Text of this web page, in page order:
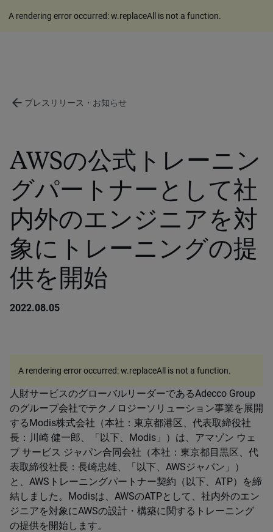
A rendering error occurred:w.replaceAll is not a function.
arrow_back プレスリリース・お知らせ
AWSの公式トレーニン
グパートナーとして社
内外のエンジニアを対
象にトレーニングの提
供を開始
2022.08.05
人財サービスのグローバルリーダーであるAdecco Group
のグループ会社でテクノロジーソリューション事業を展開
するModis株式会社（本社：東京都港区、代表取締役社
長：川崎 健一郎、「以下、Modis」）は、アマゾン ウェ
ブ サービス ジャパン合同会社（本社：東京都目黒区、代
表取締役社長：長崎忠雄、「以下、AWSジャパン」）
と、AWSトレーニングパートナー契約（以下、ATP）を締
結しました。Modisは、AWSのATPとして、社内外のエン
ジニアを対象にAWSの設計・構築に関するトレーニング
の提供を開始します。
A rendering error occurred:w.replaceAll is not a function.